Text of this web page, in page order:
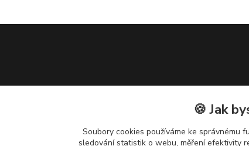
🍪 Jak
Soubory cookies používáme ke správnému
sledování statistik o webu, měření efektivity